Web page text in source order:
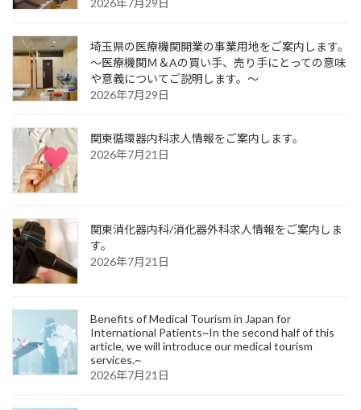
埼玉県の医療機関開業の事業用地をご案内します。
～医療機関Ｍ＆Aの買い手、売り手にとっての意味
や意義についてご説明します。～
2026年7月29日
関東循環器内科求人情報をご案内します。
2026年7月21日
関東消化器内科/消化器外科求人情報をご案内しま
す。
2026年7月21日
Benefits of Medical Tourism in Japan for
International Patients~In the second half of this
article, we will introduce our medical tourism
services.~
2026年7月21日